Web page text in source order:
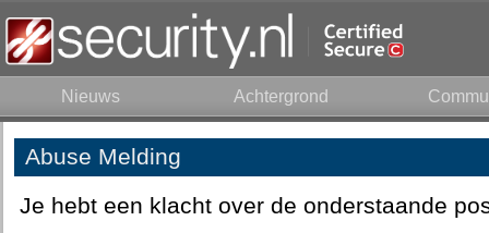
Nieuws Achtergrond
Abuse Melding
Je hebt een klacht over de onderstaande